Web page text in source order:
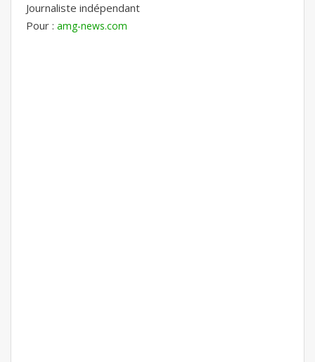
Journaliste indépendant
Pour : amg-news.com